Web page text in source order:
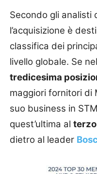
Secondo gli analisti
l’acquisizione è
classifica dei
livello globale. Se
tredicesima
maggiori fornitori di
suo business in
quest’ultima al
dietro al leader